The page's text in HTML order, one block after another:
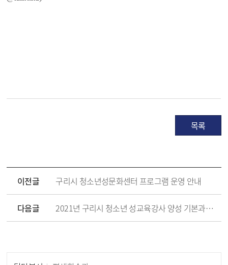
목록
이전글 구리시 청소년성문화센터 프로그램 운영 안내
다음글 2021년 구리시 청소년 성교육강사 양성 기본과정 교육생 모집 안내